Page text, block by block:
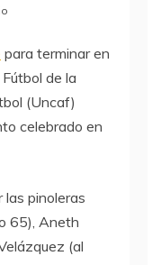
para terminar en
de la
(Uncaf)
celebrado en
pinoleras
65), Aneth
(al